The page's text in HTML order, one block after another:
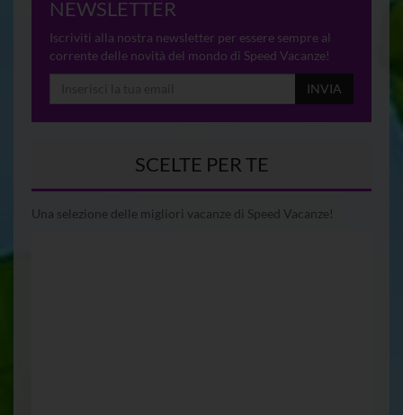
NEWSLETTER
Iscriviti alla nostra newsletter per essere sempre al
corrente delle novità del mondo di Speed Vacanze!
INVIA
SCELTE PER TE
Una selezione delle migliori vacanze di Speed Vacanze!